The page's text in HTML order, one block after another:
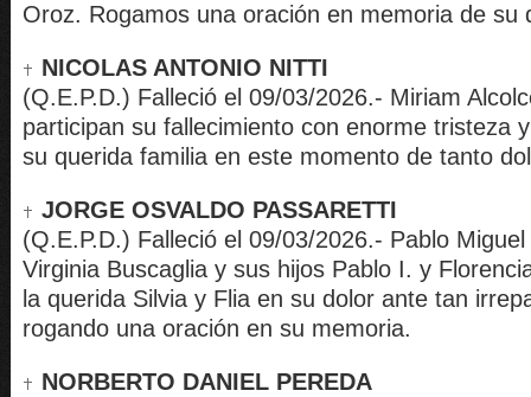
Oroz. Rogamos una oración en memoria de su
NICOLAS ANTONIO NITTI
(Q.E.P.D.) Falleció el 09/03/2026.- Miriam
participan su fallecimiento con enorme tristeza
su querida familia en este momento de tanto
JORGE OSVALDO PASSARETTI
(Q.E.P.D.) Falleció el 09/03/2026.- Pablo
Virginia Buscaglia y sus hijos Pablo I. y
la querida Silvia y Flia en su dolor ante tan
rogando una oración en su memoria.
NORBERTO DANIEL PEREDA